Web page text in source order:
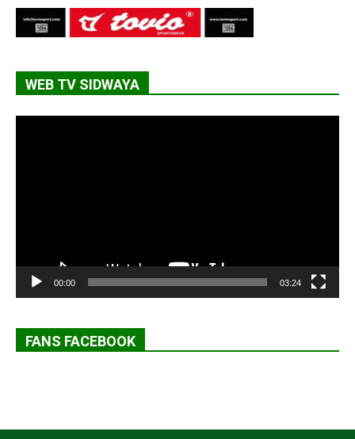
WEB TV SIDWAYA
00:00 03:24
FANS FACEBOOK